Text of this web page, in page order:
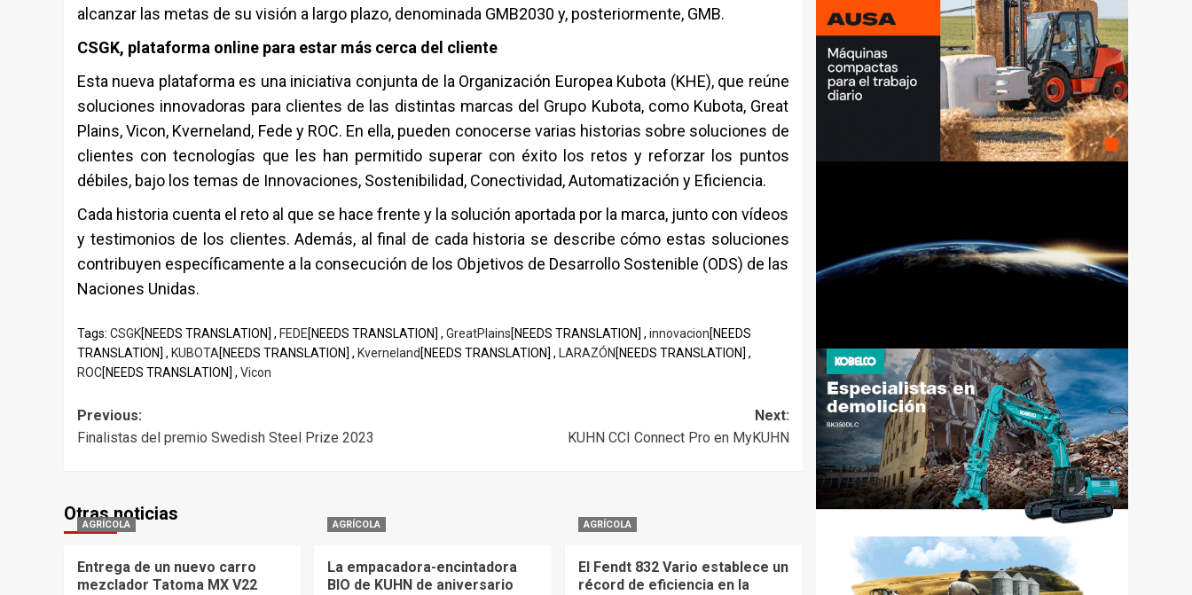
alcanzar las metas de su visión a largo plazo, denominada GMB2030 y, posteriormente, GMB.
CSGK, plataforma online para estar más cerca del cliente
Esta nueva plataforma es una iniciativa conjunta de la Organización Europea Kubota (KHE), que reúne
soluciones innovadoras para clientes de las distintas marcas del Grupo Kubota, como Kubota, Great
Plains, Vicon, Kverneland, Fede y ROC. En ella, pueden conocerse varias historias sobre soluciones de
clientes con tecnologías que les han permitido superar con éxito los retos y reforzar los puntos
débiles, bajo los temas de Innovaciones, Sostenibilidad, Conectividad, Automatización y Eficiencia.
Cada historia cuenta el reto al que se hace frente y la solución aportada por la marca, junto con vídeos
y testimonios de los clientes. Además, al final de cada historia se describe cómo estas soluciones
contribuyen específicamente a la consecución de los Objetivos de Desarrollo Sostenible (ODS) de las
Naciones Unidas.
Tags: CSGK[NEEDS TRANSLATION] , FEDE[NEEDS TRANSLATION] , GreatPlains[NEEDS TRANSLATION] , innovacion[NEEDS
TRANSLATION] , KUBOTA[NEEDS TRANSLATION] , Kverneland [NEEDS TRANSLATION] , LARAZÓN [NEEDS TRANSLATION] ,
ROC[NEEDS TRANSLATION] , Vicon
Post
navigation
Previous:
Finalistas del premio Swedish Steel Prize 2023
Next:
KUHN CCI Connect Pro en MyKUHN
Otras noticias
AGRÍCOLA
Entrega de un nuevo carro
mezclador Tatoma MX V22
AGRÍCOLA
La empacadora-encintadora
BIO de KUHN de aniversario
AGRÍCOLA
El Fendt 832 Vario establece un
récord de eficiencia en la